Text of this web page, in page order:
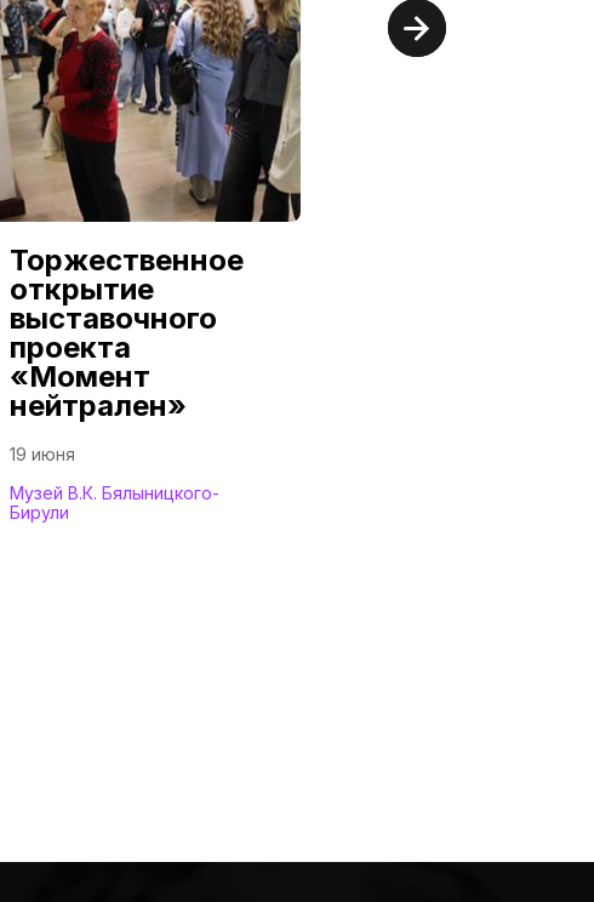
Торжественное
открытие
выставочного
проекта
«Момент
нейтрален»
19 июня
Музей В.К. Бялыницкого-
Бирули